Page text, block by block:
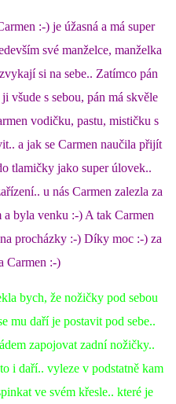
:-) je úžasná a má super
své manželce, manželka
si na sebe.. Zatímco pán
všude s sebou, pán má skvěle
vodičku, pastu, mističku s
a jak se Carmen naučila přijít
tlamičky jako super úlovek..
u nás Carmen zalezla za
byla venku :-) A tak Carmen
procházky :-) Díky moc :-) za
Carmen :-)
bych, že nožičky pod sebou
mu daří je postavit pod sebe..
zapojovat zadní nožičky..
i daří.. vyleze v podstatně kam
ve svém křesle.. které je